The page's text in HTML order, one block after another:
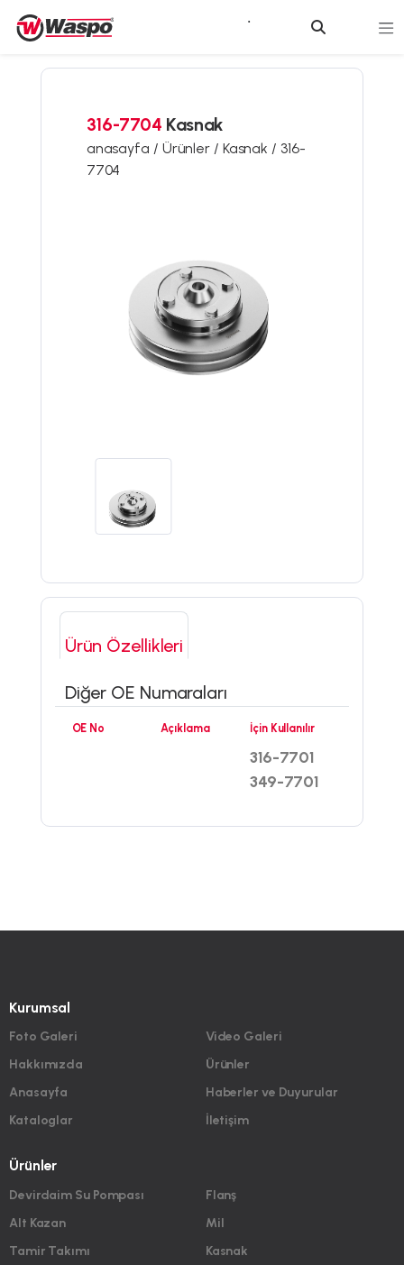
316-7704 Kasnak
anasayfa / Ürünler / Kasnak / 316-
7704
Ürün Özellikleri
Diğer OE Numaraları
OE No Açıklama İçin Kullanılır
316-7701
349-7701
Kurumsal
Foto Galeri
Hakkımızda
Anasayfa
Kataloglar
Video Galeri
Ürünler
Haberler ve Duyurular
İletişim
Ürünler
Devirdaim Su Pompası
Alt Kazan
Tamir Takımı
Flanş
Mil
Kasnak